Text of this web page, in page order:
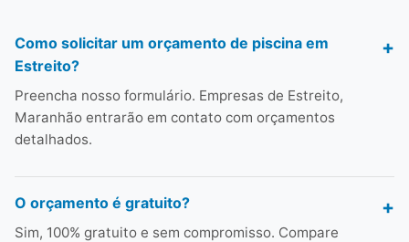
Como solicitar um orçamento de piscina em
Estreito?
Preencha nosso formulário. Empresas de Estreito,
Maranhão entrarão em contato com orçamentos
detalhados.
O orçamento é gratuito?
Sim, 100% gratuito e sem compromisso. Compare